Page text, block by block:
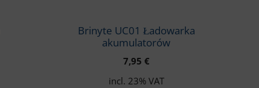
Brinyte UC01 Ładowarka
akumulatorów
7,95 €
incl. 23% VAT